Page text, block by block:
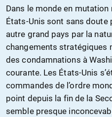
Dans le monde en mutation
États-Unis sont sans doute
autre grand pays par la
changements stratégiques
des condamnations à
courante. Les États-Unis
commandes de l’ordre
point depuis la fin de la
semble presque